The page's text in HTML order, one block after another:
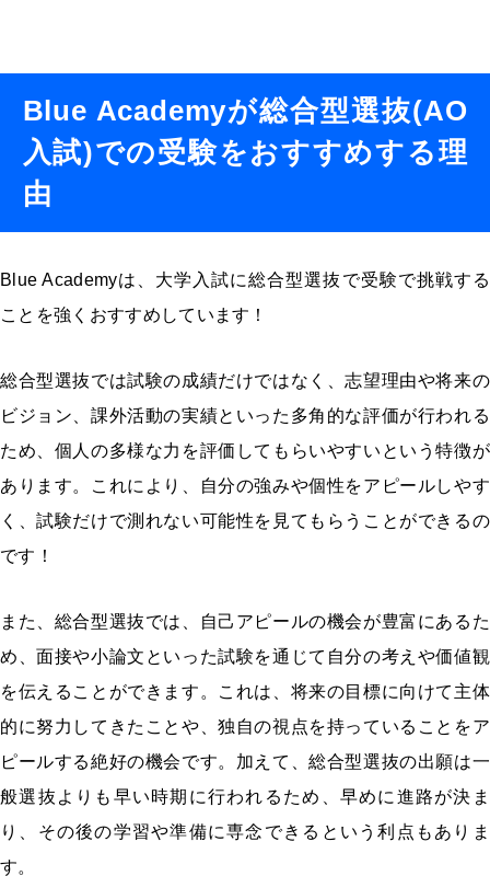
Blue Academyが総合型選抜(AO
入試)での受験をおすすめする理
由
Blue Academyは、大学入試に総合型選抜で受験で挑戦する
ことを強くおすすめしています！
総合型選抜では試験の成績だけではなく、志望理由や将来の
ビジョン、課外活動の実績といった多角的な評価が行われる
ため、個人の多様な力を評価してもらいやすいという特徴が
あります。これにより、自分の強みや個性をアピールしやす
く、試験だけで測れない可能性を見てもらうことができるの
です！
また、総合型選抜では、自己アピールの機会が豊富にあるた
め、面接や小論文といった試験を通じて自分の考えや価値観
を伝えることができます。これは、将来の目標に向けて主体
的に努力してきたことや、独自の視点を持っていることをア
ピールする絶好の機会です。加えて、総合型選抜の出願は一
般選抜よりも早い時期に行われるため、早めに進路が決ま
り、その後の学習や準備に専念できるという利点もありま
す。